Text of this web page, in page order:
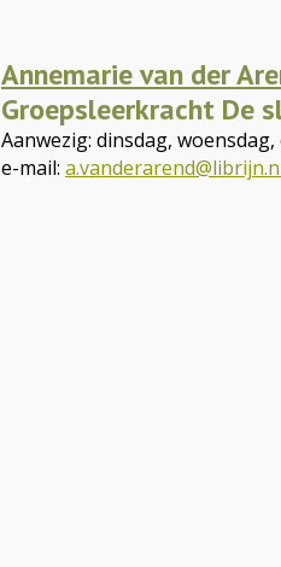
Annemarie van der
Groepsleerkracht De
Aanwezig: dinsdag,
e-mail: